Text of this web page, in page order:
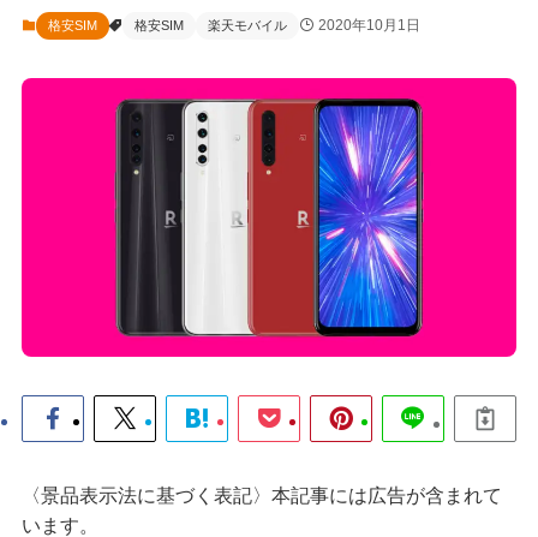
格安SIM 格安SIM 楽天モバイル 2020年10月1日
〈景品表示法に基づく表記〉本記事には広告が含まれて
います。